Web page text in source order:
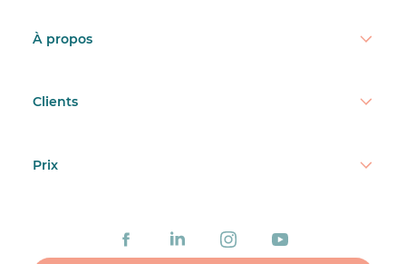
À propos
Clients
Prix